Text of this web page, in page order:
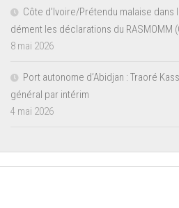
Côte d’Ivoire/Prétendu malaise dans
dément les déclarations du RASMOMM
8 mai 2026
Port autonome d’Abidjan : Traoré
général par intérim
4 mai 2026